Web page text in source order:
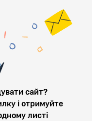
сайт?
і отримуйте
листі